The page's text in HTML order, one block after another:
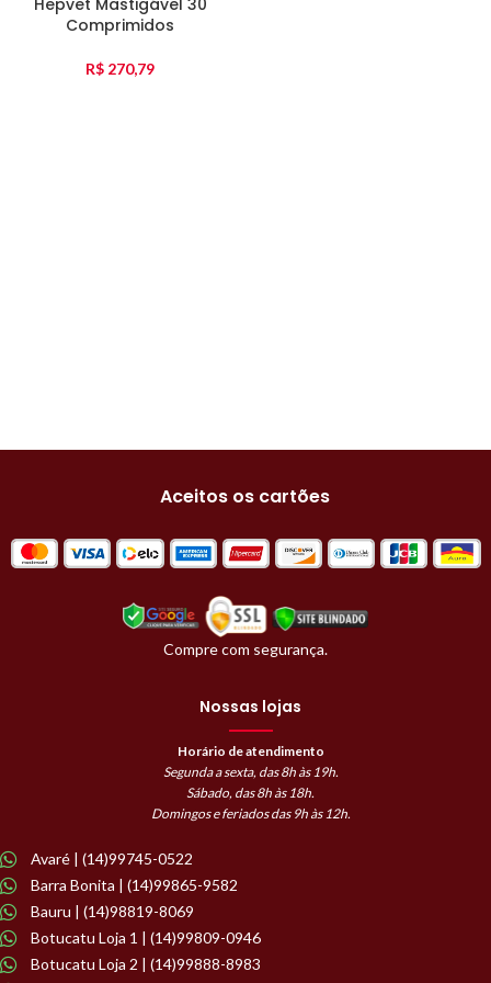
Hepvet Mastigável 30
Comprimidos
R$ 270,79
Aceitos os cartões
Compre com segurança.
Nossas lojas
Horário de atendimento
Segunda a sexta, das 8h às 19h.
Sábado, das 8h às 18h.
Domingos e feriados das 9h às 12h.
Avaré | (14)99745-0522
Barra Bonita | (14)99865-9582
Bauru | (14)98819-8069
Botucatu Loja 1 | (14)99809-0946
Botucatu Loja 2 | (14)99888-8983